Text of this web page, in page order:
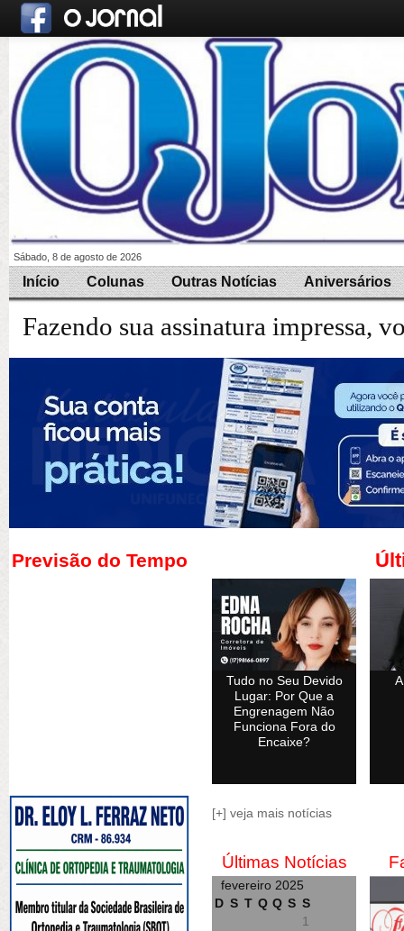
Sábado, 8 de agosto de 2026
Início Colunas Outras Notícias Aniversários
Fazendo sua assinatura impressa,
Previsão do Tempo
Tudo no Seu Devido
Lugar: Por Que a
Engrenagem Não
Funciona Fora do
Encaixe?
[+] veja mais notícias
Últimas Notícias
fevereiro 2025
D S T Q Q S S
1